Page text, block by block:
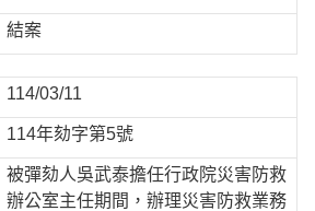
結案
114/03/11
114年劾字第5號
被彈劾人吳武泰擔任行政院災害防救
辦公室主任期間，辦理災害防救業務